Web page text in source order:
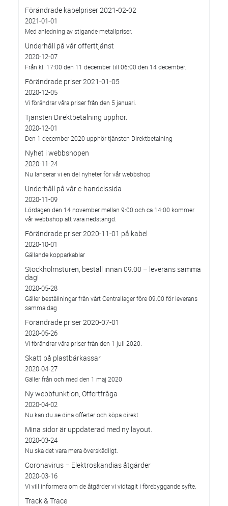
Förändrade kabelpriser 2021-02-02
2021-01-01
Med anledning av stigande metallpriser.
Underhåll på vår offerttjänst
2020-12-07
Från kl. 17:00 den 11 december till 06:00 den 14 december.
Förändrade priser 2021-01-05
2020-12-05
Vi förändrar våra priser från den 5 januari.
Tjänsten Direktbetalning upphör.
2020-12-01
Den 1 december 2020 upphör tjänsten Direktbetalning
Nyhet i webbshopen
2020-11-24
Nu lanserar vi en del nyheter för vår webbshop
Underhåll på vår e-handelssida
2020-11-09
Lördagen den 14 november mellan 9:00 och ca 14:00 kommer
vår webbshop att vara nedstängd.
Förändrade priser 2020-11-01 på kabel
2020-10-01
Gällande kopparkablar
Stockholmsturen, beställ innan 09.00 – leverans samma
dag!
2020-05-28
Gäller beställningar från vårt Centrallager före 09.00 för leverans
samma dag
Förändrade priser 2020-07-01
2020-05-26
Vi förändrar våra priser från den 1 juli 2020.
Skatt på plastbärkassar
2020-04-27
Gäller från och med den 1 maj 2020
Ny webbfunktion, Offertfråga
2020-04-02
Nu kan du se dina offerter och köpa direkt.
Mina sidor är uppdaterad med ny layout.
2020-03-24
Nu ska det vara mera överskådligt.
Coronavirus – Elektroskandias åtgärder
2020-03-16
Vi vill informera om de åtgärder vi vidtagit i förebyggande syfte.
Track & Trace